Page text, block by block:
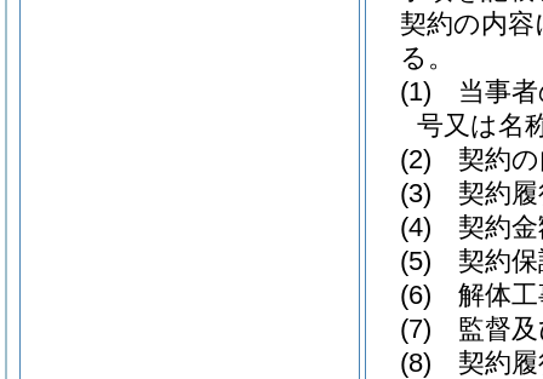
契約の内
る。
(1)
当事
号又は名
(2)
契約
(3)
契約
(4)
契約
(5)
契約
(6)
解体
(7)
監督
(8)
契約